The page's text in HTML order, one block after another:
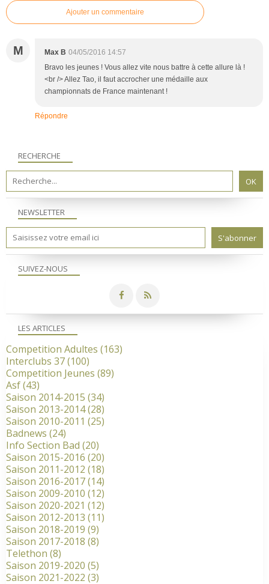
Ajouter un commentaire
M Max B 04/05/2016 14:57
Bravo les jeunes ! Vous allez vite nous battre à cette allure là !
<br /> Allez Tao, il faut accrocher une médaille aux
championnats de France maintenant !
Répondre
NEWSLETTER
SUIVEZ-NOUS
RECHERCHE
LES ARTICLES
Competition Adultes (163)
Interclubs 37(100)
Competition Jeunes (89)
Asf(43)
Saison 2014-2015 (34)
Saison 2013-2014(28)
Saison 2010-2011 (25)
Badnews (24)
Info Section Bad (20)
Saison 2015-2016 (20)
Saison 2011-2012 (18)
Saison 2016-2017(14)
Saison 2009-2010 (12)
Saison 2020-2021 (12)
Saison 2012-2013 (11)
Saison 2018-2019 (9)
Saison 2017-2018 (8)
Telethon (8)
Saison 2019-2020 (5)
Saison 2021-2022 (3)